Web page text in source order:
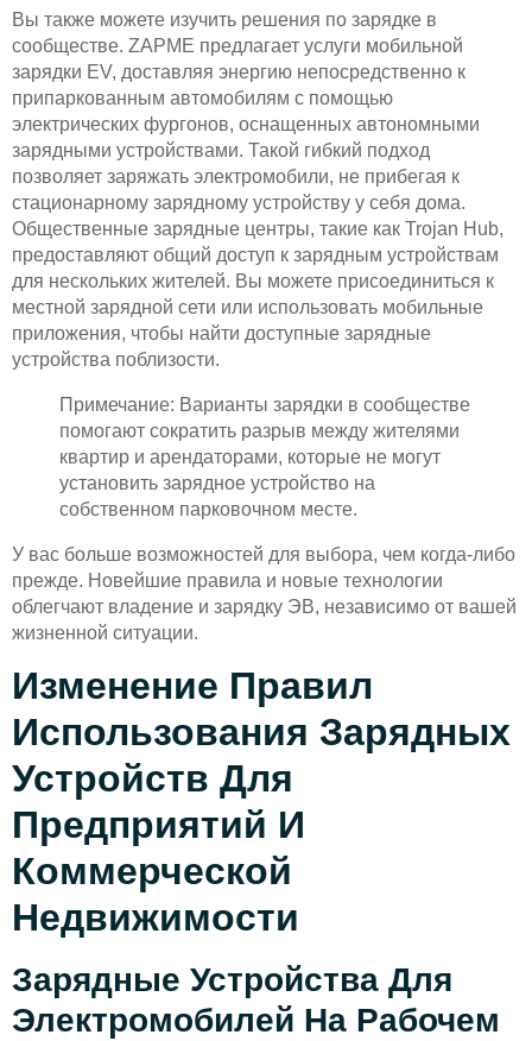
Вы также можете изучить решения по зарядке в
сообществе. ZAPME предлагает услуги мобильной
зарядки EV, доставляя энергию непосредственно к
припаркованным автомобилям с помощью
электрических фургонов, оснащенных автономными
зарядными устройствами. Такой гибкий подход
позволяет заряжать электромобили, не прибегая к
стационарному зарядному устройству у себя дома.
Общественные зарядные центры, такие как Trojan Hub,
предоставляют общий доступ к зарядным устройствам
для нескольких жителей. Вы можете присоединиться к
местной зарядной сети или использовать мобильные
приложения, чтобы найти доступные зарядные
устройства поблизости.
Примечание: Варианты зарядки в сообществе
помогают сократить разрыв между жителями
квартир и арендаторами, которые не могут
установить зарядное устройство на
собственном парковочном месте.
У вас больше возможностей для выбора, чем когда-либо
прежде. Новейшие правила и новые технологии
облегчают владение и зарядку ЭВ, независимо от вашей
жизненной ситуации.
Изменение Правил
Использования Зарядных
Устройств Для
Предприятий И
Коммерческой
Недвижимости
Зарядные Устройства Для
Электромобилей На Рабочем